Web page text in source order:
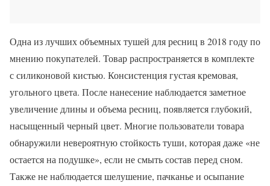
Одна из лучших объемных тушей для ресниц в 2018 году по
мнению покупателей. Товар распространяется в комплекте
с силиконовой кистью. Консистенция густая кремовая,
угольного цвета. После нанесение наблюдается заметное
увеличение длины и объема ресниц, появляется глубокий,
насыщенный черный цвет. Многие пользователи товара
обнаружили невероятную стойкость туши, которая даже «не
остается на подушке», если не смыть состав перед сном.
Также не наблюдается шелушение, пачканье и осыпание